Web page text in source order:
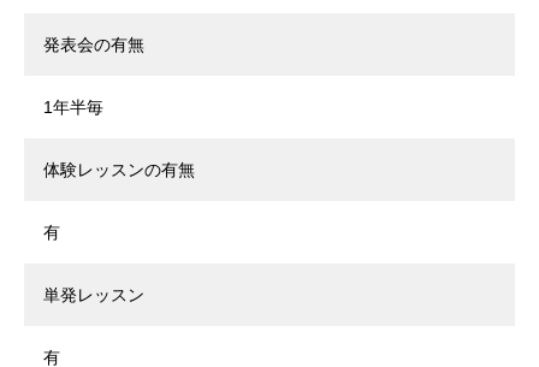
発表会の有無
1年半毎
体験レッスンの有無
有
単発レッスン
有